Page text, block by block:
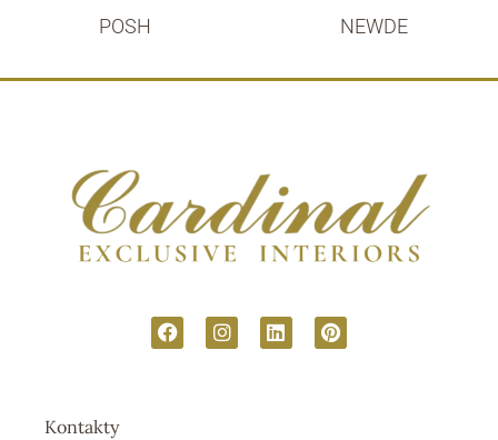
POSH NEWDE
Kontakty